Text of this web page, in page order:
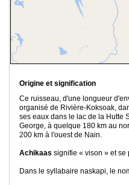
Origine et signification
Ce ruisseau, d'une longueur
organisé de Rivière-Koksoak,
ses eaux dans le lac de la Hutte
George, à quelque 180 km au
200 km à l'ouest de Nain.
Achikaas signifie « vison » et se
Dans le syllabaire naskapi, le